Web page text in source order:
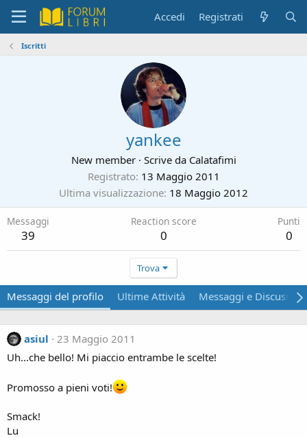
Accedi Registrati
Iscritti
yankee
New member · Scrive da Calatafimi
Registrato 13 Maggio 2011
Ultima visualizzazione 18 Maggio 2012
Messaggi
39
Reaction score
0
Punti
0
Trova
Messaggi del profilo Ultime Attività Messaggi e
asiul
23 Maggio 2011
Uh...che bello! Mi piaccio entrambe le scelte!
Promosso a pieni voti!
Smack!
Lu